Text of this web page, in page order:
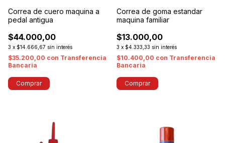
Correa de cuero maquina a
pedal antigua
$44.000,00
3 x $14.666,67 sin interés
$35.200,00 con Transferencia
Bancaria
Correa de goma estandar
maquina familiar
$13.000,00
3 x $4.333,33 sin interés
$10.400,00 con Transferencia
Bancaria